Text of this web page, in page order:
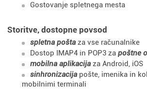
Gostovanje spletnega mesta
Storitve, dostopne povsod
spletna pošta za vse računalnike
Dostop IMAP4 in POP3 za poštne
mobilna aplikacija za Android, iOS
sinhronizacija pošte, imenika in
mobilnimi terminali